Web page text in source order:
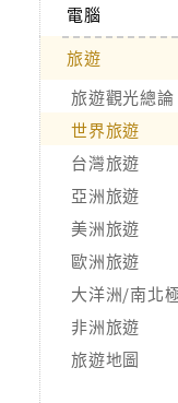
電腦
旅遊
旅遊觀光總論
世界旅遊
台灣旅遊
亞洲旅遊
美洲旅遊
歐洲旅遊
大洋洲/南北
非洲旅遊
旅遊地圖